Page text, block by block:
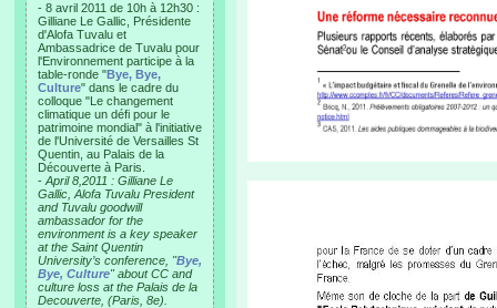
- 8 avril 2011 de 10h à 12h30 :
Gilliane Le Gallic, Présidente
d'Alofa Tuvalu et
Ambassadrice de Tuvalu pour
l'Environnement participe à la
table-ronde "Bye, Bye,
Culture" dans le cadre du
colloque "Le changement
climatique un défi pour le
patrimoine mondial" à l'initiative
de l'Université de Versailles St
Quentin, au Palais de la
Découverte à Paris.
- April 8,2011 : Gilliane Le
Gallic, Alofa Tuvalu President
and Tuvalu goodwill
ambassador for the
environment is a key speaker
at the Saint Quentin
University’s conference, "Bye,
Bye, Culture" about CC and
culture loss at the Palais de la
Decouverte, (Paris, 8e).